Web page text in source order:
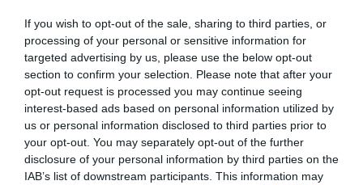
If you wish to opt-out of the sale, sharing to third parties, or
processing of your personal or sensitive information for
targeted advertising by us, please use the below opt-out
section to confirm your selection. Please note that after your
opt-out request is processed you may continue seeing
interest-based ads based on personal information utilized by
us or personal information disclosed to third parties prior to
your opt-out. You may separately opt-out of the further
disclosure of your personal information by third parties on the
IAB’s list of downstream participants. This information may